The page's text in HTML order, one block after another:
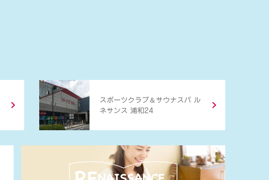
スポーツクラブ ＆ サウナスパ ル
ネサンス 浦和24